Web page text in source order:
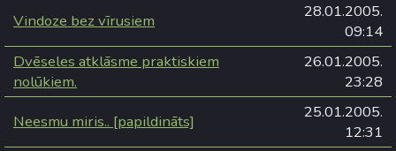
Vindoze bez vīrusiem
28.01.2005.
09:14
Dvēseles atklāsme praktiskiem
nolūkiem.
26.01.2005.
23:28
Neesmu miris.. [papildināts]
25.01.2005.
12:31